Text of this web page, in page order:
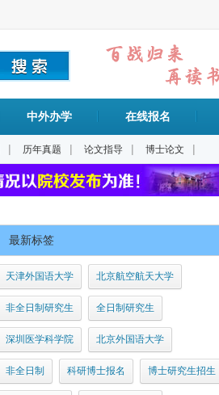
| 历年真题 | 论文指导 | 博士论文 |
中外办学 在线报名
最新标签
天津外国语大学 北京航空航天大学
非全日制研究生 全日制研究生
深圳医学科学院 北京外国语大学
非全日制 科研博士报名 博士研究生招生